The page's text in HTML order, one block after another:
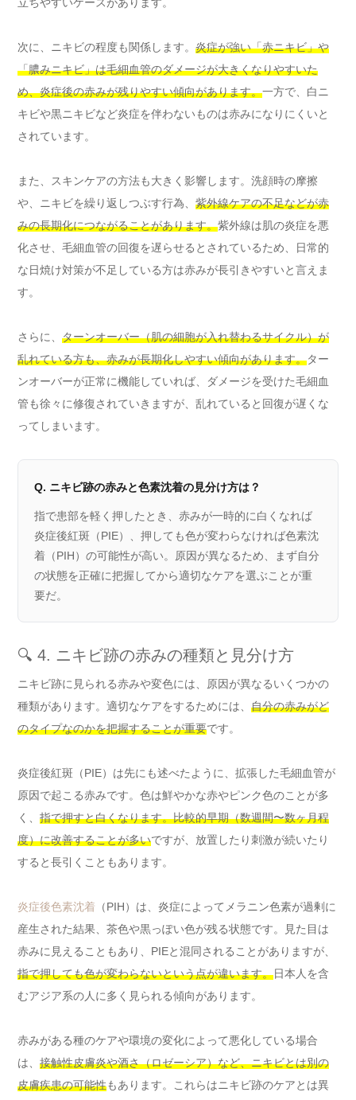
次に、ニキビの程度も関係します。 炎症が強い「赤ニキビ」や
「膿みニキビ」は毛細血管のダメージが大きくなりやすいた
め、炎症後の赤みが残りやすい傾向があります。一方で、白ニ
キビや黒ニキビなど炎症を伴わないものは赤みになりにくいと
されています。
また、スキンケアの方法も大きく影響します。洗顔時の摩擦
や、ニキビを繰り返しつぶす行為、 紫外線ケアの不足などが赤
みの長期化につながることがあります。紫外線は肌の炎症を悪
化させ、毛細血管の回復を遅らせるとされているため、日常的
な日焼け対策が不足している方は赤みが長引きやすいと言えま
す。
さらに、 ターンオーバー（肌の細胞が入れ替わるサイクル）が
乱れている方も、赤みが長期化しやすい傾向があります。ター
ンオーバーが正常に機能していれば、ダメージを受けた毛細血
管も徐々に修復されていきますが、乱れていると回復が遅くな
ってしまいます。
Q. ニキビ跡の赤みと色素沈着の見分け方は？
指で患部を軽く押したとき、赤みが一時的に白くなれば
炎症後紅斑（PIE）、押しても色が変わらなければ色素沈
着（PIH）の可能性が高い。原因が異なるため、まず自分
の状態を正確に把握してから適切なケアを選ぶことが重
要だ。
🔍 4. ニキビ跡の赤みの種類と見分け方
ニキビ跡に見られる赤みや変色には、原因が異なるいくつかの
種類があります。適切なケアをするためには、 自分の赤みがど
のタイプなのかを把握することが重要です。
炎症後紅斑（PIE）は先にも述べたように、拡張した毛細血管が
原因で起こる赤みです。色は鮮やかな赤やピンク色のことが多
く、 指で押すと白くなります。比較的早期（数週間〜数ヶ月程
度）に改善することが多いですが、放置したり刺激が続いたり
すると長引くこともあります。
炎症後色素沈着 （PIH）は、炎症によってメラニン色素が過剰に
産生された結果、茶色や黒っぽい色が残る状態です。見た目は
赤みに見えることもあり、PIEと混同されることがありますが、
指で押しても色が変わらないという点が違います。日本人を含
むアジア系の人に多く見られる傾向があります。
赤みがある種のケアや環境の変化によって悪化している場合
は、 接触性皮膚炎や酒さ（ロゼーシア）など、ニキビとは別の
皮膚疾患の可能性もあります。これらはニキビ跡のケアとは異